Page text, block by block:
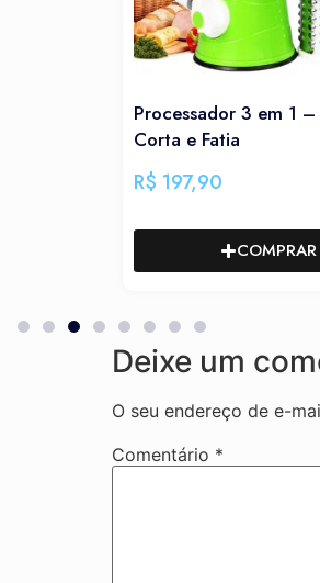
3 em 1 – Rala,
Deixe um
O seu endereço de e-
Comentário *